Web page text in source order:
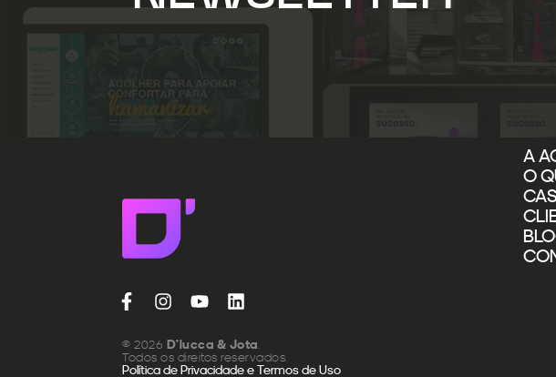
© 2026 D’lucca & Jota
Todos os direitos reservados.
Política de Privacidade e Termos de Uso
A
O